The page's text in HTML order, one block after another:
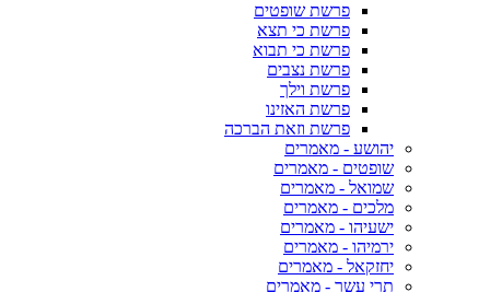
פרשת שופטים
פרשת כי תצא
פרשת כי תבוא
פרשת נצבים
פרשת וילך
פרשת האזינו
פרשת וזאת הברכה
יהושע - מאמרים
שופטים - מאמרים
שמואל - מאמרים
מלכים - מאמרים
ישעיהו - מאמרים
ירמיהו - מאמרים
יחזקאל - מאמרים
תרי עשר - מאמרים